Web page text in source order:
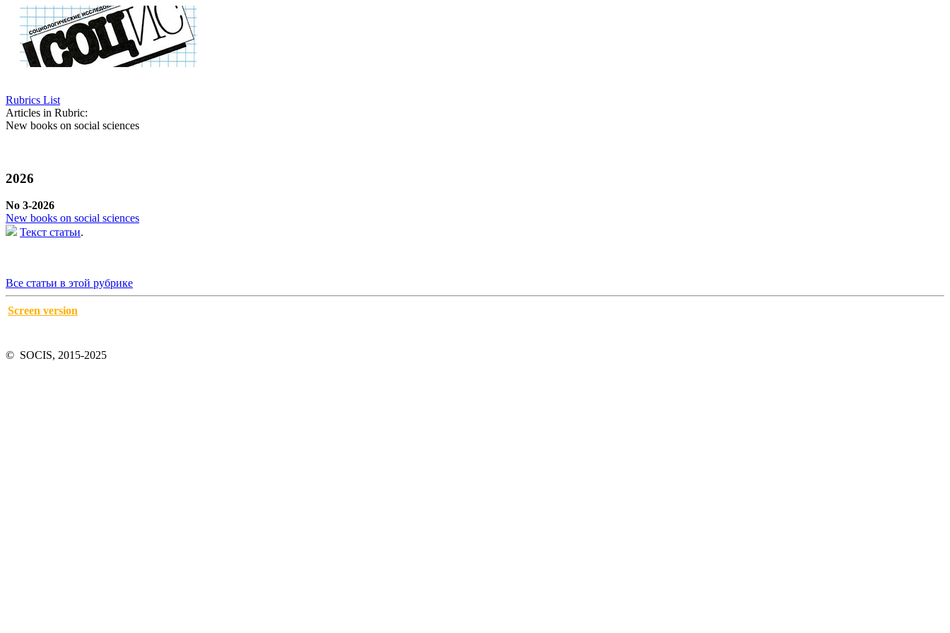
Rubrics List
Articles in Rubric:
New books on social sciences
2026
No 3-2026
New books on social sciences
Текст статьи.
Все статьи в этой рубрике
Screen version
© SOCIS, 2015-2025